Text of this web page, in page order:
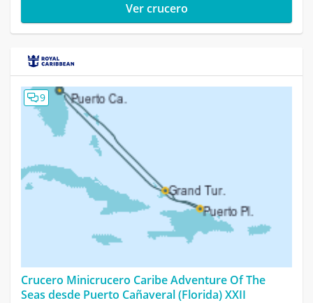
Ver crucero
9
Crucero Minicrucero Caribe Adventure Of The
Seas desde Puerto Cañaveral (Florida) XXII